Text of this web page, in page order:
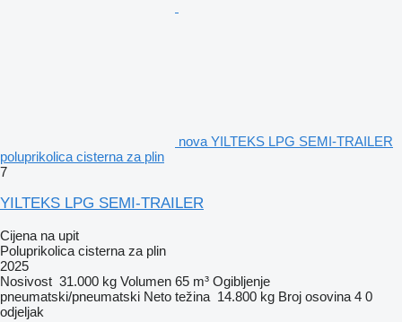
nova YILTEKS LPG SEMI-TRAILER
poluprikolica cisterna za plin
7
YILTEKS LPG SEMI-TRAILER
Cijena na upit
Poluprikolica cisterna za plin
2025
Nosivost 31.000 kg Volumen 65 m³ Ogibljenje
pneumatski/pneumatski Neto težina 14.800 kg Broj osovina 4 0
odjeljak